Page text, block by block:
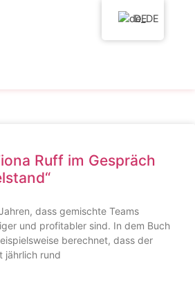
Ruff im Gespräch
dass gemischte Teams
und profitabler sind. In dem Buch
berechnet, dass der
jährlich rund
DE